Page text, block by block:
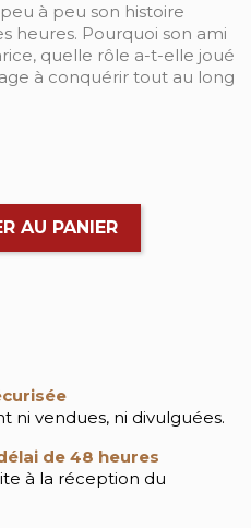
à peu son histoire
heures. Pourquoi son ami
quelle rôle a-t-elle joué
à conquérir tout au long
AU PANIER
ni vendues, ni divulguées.
de 48 heures
à la réception du